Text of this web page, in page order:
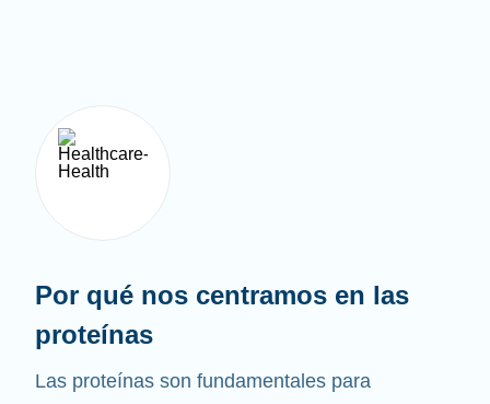
Por qué nos centramos en las
proteínas
Las proteínas son fundamentales para